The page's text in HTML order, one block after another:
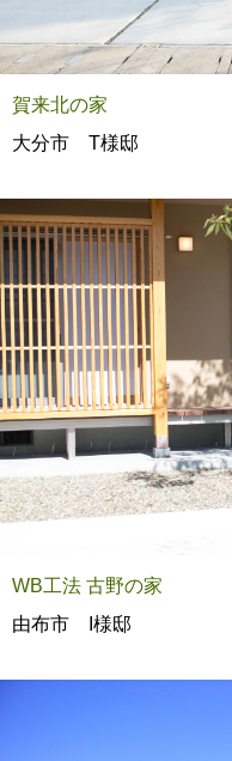
賀来北の家
大分市 T様邸
WB工法 古野の家
由布市 I様邸